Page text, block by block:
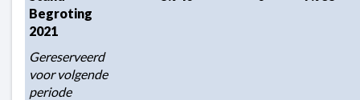
Begroting
2021
Gereserveerd
voor volgende
periode